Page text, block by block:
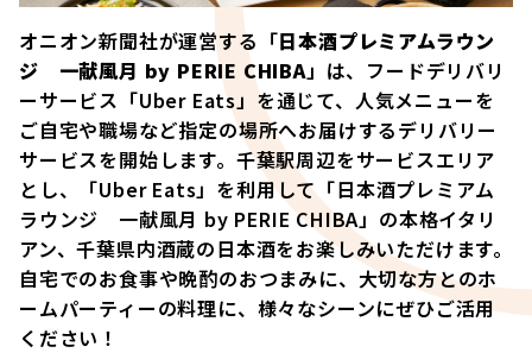
オニオン新聞社が運営する「日本酒プレミアムラウン
ジ 一献風月 by PERIE CHIBA 」は、フードデリバリ
ーサービス「Uber Eats」を通じて、人気メニューを
ご自宅や職場など指定の場所へお届けするデリバリー
サービスを開始します。千葉駅周辺をサービスエリア
とし、「Uber Eats」を利用して「日本酒プレミアム
ラウンジ 一献風月 by PERIE CHIBA」の本格イタリ
アン、千葉県内酒蔵の日本酒をお楽しみいただけます。
自宅でのお食事や晩酌のおつまみに、大切な方とのホ
ームパーティーの料理に、様々なシーンにぜひご活用
ください！